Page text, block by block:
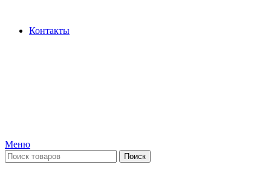
Контакты
Меню
Поиск